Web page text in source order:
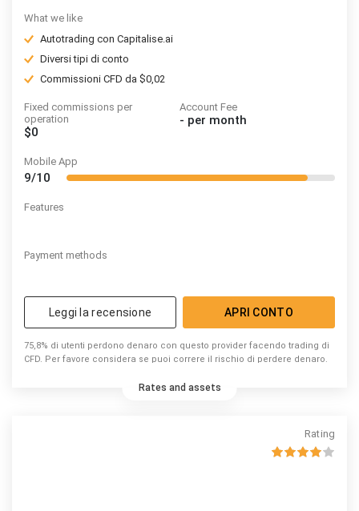
What we like
Autotrading con Capitalise.ai
Diversi tipi di conto
Commissioni CFD da $0,02
Fixed commissions per
operation
$0
Account Fee
- per month
Mobile App
9/10
Features
Payment methods
Leggi la recensione APRI CONTO
75,8% di utenti perdono denaro con questo provider facendo trading di
CFD. Per favore considera se puoi correre il rischio di perdere denaro.
Rates and assets
Rating